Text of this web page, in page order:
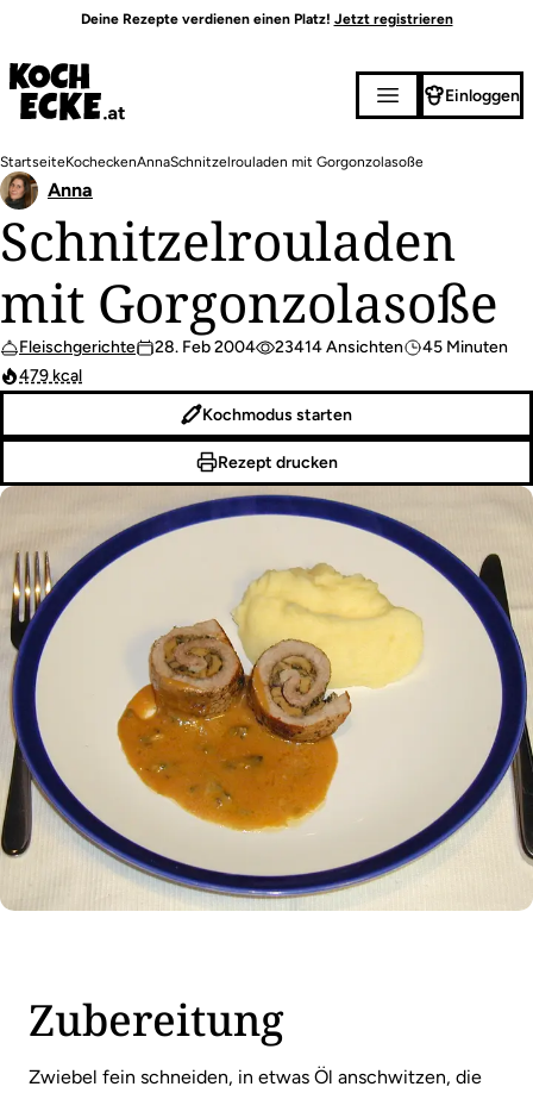
Inhalt
Deine Rezepte verdienen einen Platz! Jetzt registrieren
Einloggen
Pfadnavigation
StartseiteKocheckenAnnaSchnitzelrouladen mit Gorgonzolasoße
Schnitzelrouladen
mit Gorgonzolasoße
Fleischgerichte 28. Feb 2004 23414 Ansichten
45 Minuten
479 kcal
Anna
Kochmodus starten
Rezept drucken
Zubereitung
Zwiebel fein schneiden, in etwas Öl anschwitzen, die